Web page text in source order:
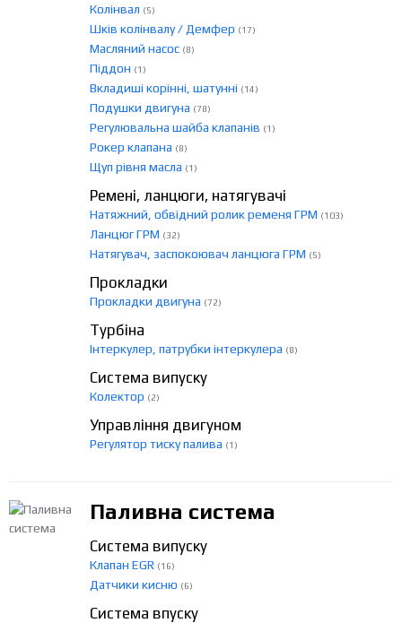
Колінвал (5)
Шків колінвалу / Демфер (17)
Масляний насос (8)
Піддон (1)
Вкладиші корінні, шатунні (14)
Подушки двигуна (78)
Регулювальна шайба клапанів (1)
Рокер клапана (8)
Щуп рівня масла (1)
Ремені, ланцюги, натягувачі
Натяжний, обвідний ролик ременя ГРМ (103)
Ланцюг ГРМ (32)
Натягувач, заспокоювач ланцюга ГРМ (5)
Прокладки
Прокладки двигуна (72)
Турбіна
Інтеркулер, патрубки інтеркулера (8)
Система випуску
Колектор (2)
Управління двигуном
Регулятор тиску палива (1)
Паливна система
Система випуску
Клапан EGR (16)
Датчики кисню (6)
Система впуску